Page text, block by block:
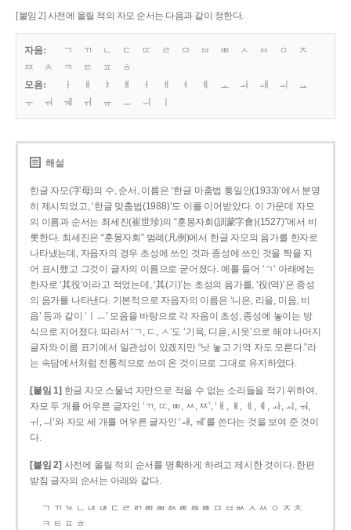
[붙임 2] 사전에 올릴 적의 자모 순서는 다음과 같이 정한다.
자음: ㄱ ㄲ ㄴ ㄷ ㄸ ㄹ ㅁ ㅂ ㅃ ㅅ ㅆ ㅇ
ㅈ
ㅉ
ㅊ ㅋ ㅌ ㅍ
ㅎ
모음:
ㅏ ㅐ ㅑ ㅒ ㅓ ㅔ ㅕ ㅖ ㅗ ㅘ ㅙ ㅚ
ㅛ
ㅜ
ㅝ ㅞ ㅟ ㅠ ㅡ ㅢ
해설
한글 자모(字母)의 수, 순서, 이름은 ‘한글 마춤법 통일안(1933)’에서 분명
히 제시되었고, ‘한글 맞춤법(1988)’도 이를 이어받았다. 이 가운데 자모
의 이름과 순서는 최세진(崔世珍)의 “훈몽자회(訓蒙字會)(1527)”에서 비
롯한다. 최세진은 “훈몽자회” 범례(凡例)에서 한글 자모의 음가를 한자로
나타냈는데, 자음자의 경우 초성에 쓰인 것과 종성에 쓰인 것을 짝을 지
어 표시했고 그것이 글자의 이름으로 굳어졌다. 예를 들어 ‘ㄱ’ 아래에는
한자로 ‘其役’이라고 적었는데, ‘其(기)’는 초성의 음가를, ‘役(역)’은 종성
의 음가를 나타낸다. 기본적으로 자음자의 이름은 ‘니은, 리을, 미음, 비
읍’ 등과 같이 ‘ㅣㅡ’ 모음을 바탕으로 각 자음이 초성, 종성에 놓이는 방
식으로 지어졌다. 따라서 ‘ㄱ, ㄷ, ㅅ’도 ‘기윽, 디읃, 시읏’으로 해야 나머지
글자와 이름 표기에서 일관성이 있겠지만 “낫 놓고 기역 자도 모른다.”라
는 속담에서처럼 전통적으로 쓰여 온 것이므로 그대로 유지하였다.
[붙임 1] 한글 자모 스물넉 자만으로 적을 수 없는 소리들을 적기 위하여,
자모 두 개를 어우른 글자인 ‘ㄲ, ㄸ, ㅃ, ㅆ, ㅉ’, ‘ㅐ, ㅒ, ㅔ, ㅖ, ㅘ, ㅚ, ㅝ,
ㅟ, ㅢ’와 자모 세 개를 어우른 글자인 ‘ㅙ, ㅞ’를 쓴다는 것을 보여 준 것이
다.
[붙임 2] 사전에 올릴 적의 순서를 명확하게 하려고 제시한 것이다. 한편
받침 글자의 순서는 아래와 같다.
ㄱ ㄲ ㄳ ㄴ ㄵ ㄶ ㄷ ㄹ ㄺ ㄻ ㄼ ㄽ ㄾ ㄿ ㅀ ㅁ ㅂ ㅄ ㅅ ㅆ ㅇ ㅈ ㅊ
ㅋ ㅌ ㅍ ㅎ